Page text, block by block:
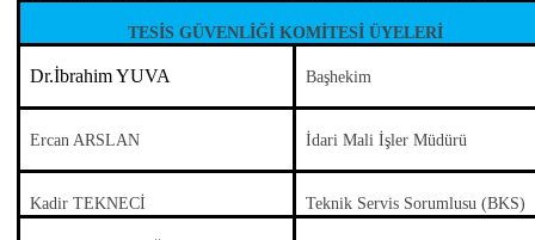
TESİS GÜVENLİĞİ KOMİTESİ ÜYELERİ
Dr.İbrahim YUVA Başhekim
Ercan ARSLAN İdari Mali İşler Müdürü
Kadir TEKNECİ Teknik Servis Sorumlusu (BKS)